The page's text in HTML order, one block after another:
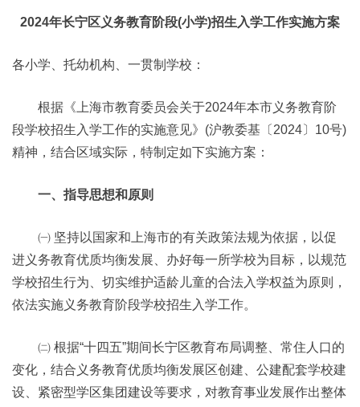
2024年长宁区义务教育阶段(小学)招生入学工作实施方案
各小学、托幼机构、一贯制学校：
根据《上海市教育委员会关于2024年本市义务教育阶
段学校招生入学工作的实施意见》(沪教委基〔2024〕10号)
精神，结合区域实际，特制定如下实施方案：
一、指导思想和原则
㈠ 坚持以国家和上海市的有关政策法规为依据，以促
进义务教育优质均衡发展、办好每一所学校为目标，以规范
学校招生行为、切实维护适龄儿童的合法入学权益为原则，
依法实施义务教育阶段学校招生入学工作。
㈡ 根据“十四五”期间长宁区教育布局调整、常住人口的
变化，结合义务教育优质均衡发展区创建、公建配套学校建
设、紧密型学区集团建设等要求，对教育事业发展作出整体